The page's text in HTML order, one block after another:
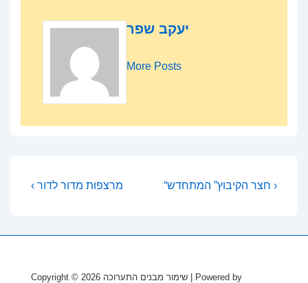
יעקב שפר
More Posts
Post
Previous
‹ מרצפות מדור לדור
Next
“חצר הקיבוץ” המתחדש ›
Copyright © 2026 | Powered by